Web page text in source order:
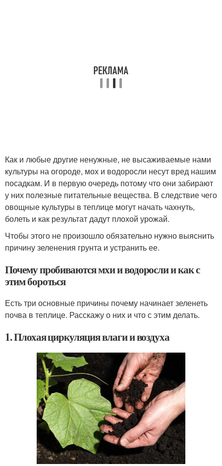
Как и любые другие ненужные, не высаживаемые нами
культуры на огороде, мох и водоросли несут вред нашим
посадкам. И в первую очередь потому что они забирают
у них полезные питательные вещества. В следствие чего
овощные культуры в теплице могут начать чахнуть,
болеть и как результат дадут плохой урожай.
Чтобы этого не произошло обязательно нужно выяснить
причину зеленения грунта и устранить ее.
Почему пробиваются мхи и водоросли и как с
этим бороться
Есть три основные причины почему начинает зеленеть
почва в теплице. Расскажу о них и что с этим делать.
1. Плохая циркуляция влаги и воздуха